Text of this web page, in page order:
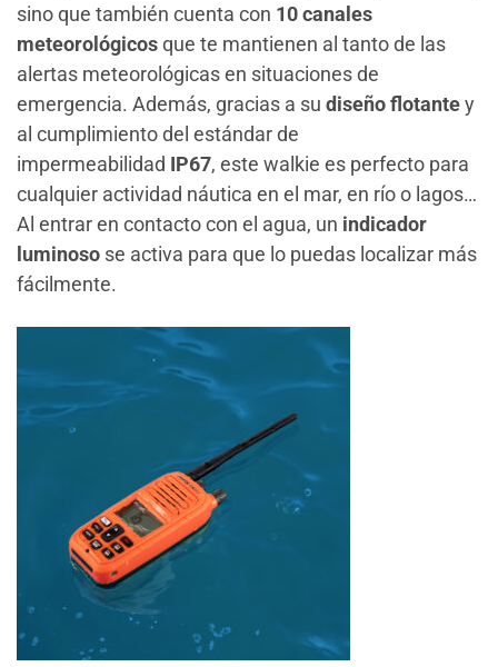
sino que también cuenta con 10 canales
meteorológicosque te mantienen al tanto de las
alertas meteorológicas en situaciones de
emergencia. Además, gracias a su diseño flotantey
al cumplimiento del estándar de
impermeabilidad IP67, este walkie es perfecto para
cualquier actividad náutica en el mar, en río o lagos…
Al entrar en contacto con el agua, un indicador
luminoso se activa para que lo puedas localizar más
fácilmente.